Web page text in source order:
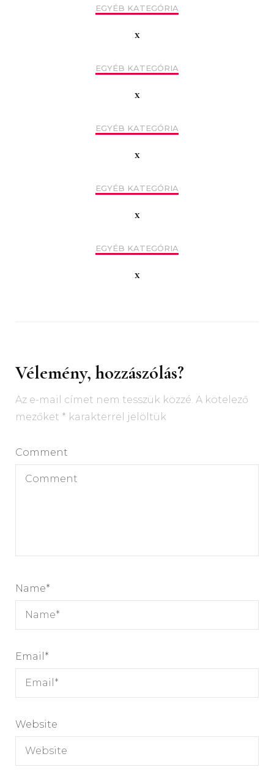
EGYÉB KATEGÓRIA
x
EGYÉB KATEGÓRIA
x
EGYÉB KATEGÓRIA
x
EGYÉB KATEGÓRIA
x
EGYÉB KATEGÓRIA
x
Vélemény, hozzászólás?
Az e-mail címet nem tesszük közzé. A kötelező
mezőket * karakterrel jelöltük
Comment
Name*
Email *
Website